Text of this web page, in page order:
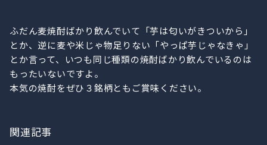
ふだん麦焼酎ばかり飲んでいて「芋は匂いがきついから」
とか、逆に麦や米じゃ物足りない「やっぱ芋じゃなきゃ」
とか言って、いつも同じ種類の焼酎ばかり飲んでいるのは
もったいないですよ。
本気の焼酎をぜひ３銘柄ともご賞味ください。
関連記事